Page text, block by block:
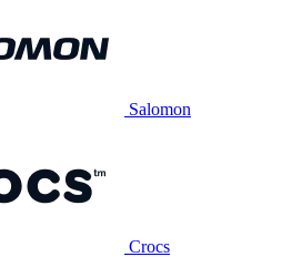
Salomon
Crocs